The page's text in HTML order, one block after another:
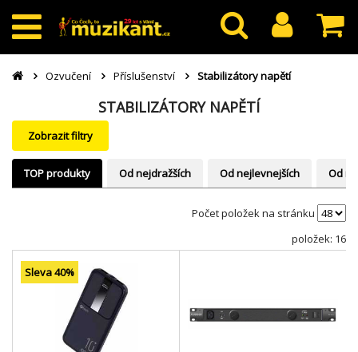
Ozvučení Příslušenství Stabilizátory napětí
STABILIZÁTORY NAPĚTÍ
Zobrazit filtry
TOP produkty Od nejdražších Od nejlevnejších Od
Počet položek na stránku
položek: 16
Sleva 40%